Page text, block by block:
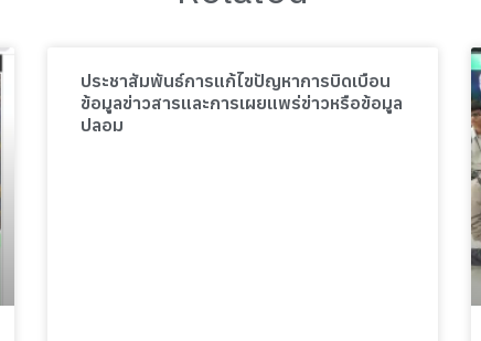
ประชาสัมพันธ์การแก้ไขปัญหาการบิดเบือน
ข้อมูลข่าวสารและการเผยแพร่ข่าวหรือข้อมูล
ปลอม